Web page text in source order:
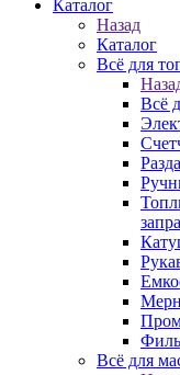
Каталог
Назад
Каталог
Всё для
Всё
Всё для